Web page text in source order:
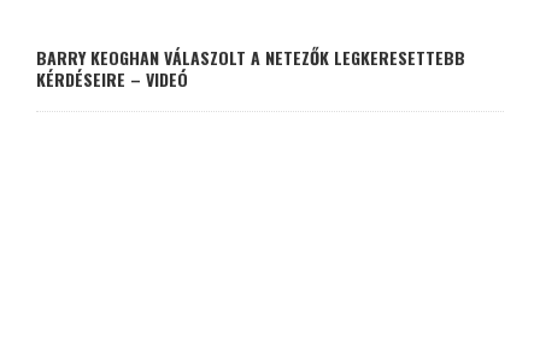
BARRY KEOGHAN VÁLASZOLT A NETEZŐK LEGKERESETTEBB
KÉRDÉSEIRE – VIDEÓ